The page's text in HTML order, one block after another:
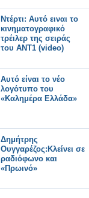
Ντέρτι: Αυτό ειναι το
κινηματογραφικό
τρέιλερ της σειράς
του ΑΝΤ1 (video)
Αυτό είναι το νέο
λογότυπο του
«Καλημέρα Ελλάδα»
Δημήτρης
Ουγγαρέζος:Κλείνει σε
ραδιόφωνο και
«Πρωινό»